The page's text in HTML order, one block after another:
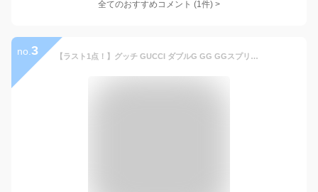
全てのおすすめコメント (1件) >
no. 3 【ラスト1点！】グッチ GUCCI ダブルG GG GGスプリームキャンバス キーチェーン キーリング キーホルダー ブラック×レッド [メンズ] 817305 JAAH3 8146